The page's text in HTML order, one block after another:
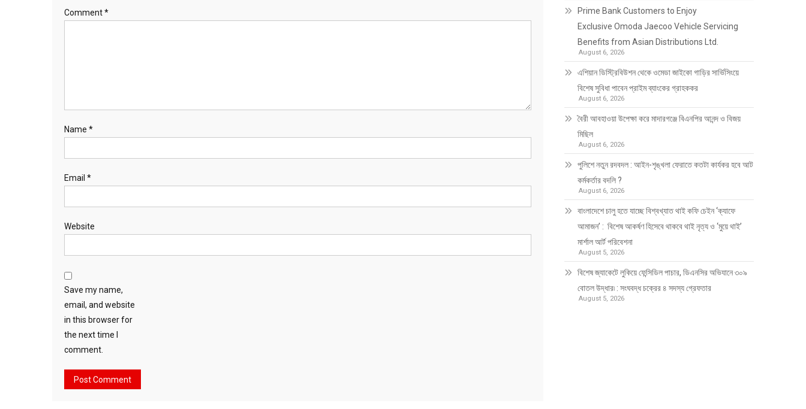
Comment*
Name *
Email *
Website
Save my name,
email, and website
in this browser for
the next time I
comment.
Prime Bank Customers to Enjoy
Exclusive Omoda Jaecoo Vehicle Servicing
Benefits from Asian Distributions Ltd.
August 6, 2026
এশিয়ান ডিস্ট্রিবিউশন থেকে ওমেডা জাইকো গাড়ির সার্ভিসিংয়ে
বিশেষ সুবিধা পাবেন প্রাইম ব্যাংকের গ্রাহককর
August 6, 2026
বৈরী আবহাওয়া উপেক্ষা করে মাদারগঞ্জে বিএনপির আনন্দ ও বিজয়
মিছিল
August 6, 2026
পুলিশে নতুন রদবদল : আইন-শৃঙ্খলা ফেরাতে কতটা কার্যকর হবে আট
কর্মকর্তার বদলি ?
August 6, 2026
​​বাংলাদেশে চালু হতে যাচ্ছে বিশ্বখ্যাত থাই কফি চেইন ‘ক্যাফে
আমাজন’ : বিশেষ আকর্ষণ হিসেবে থাকবে থাই নৃত্য ও ‘মুয়ে থাই’
মার্শাল আর্ট পরিবেশনা
August 5, 2026
বিশেষ জ্যাকেটে লুকিয়ে ফেন্সিডিল পাচার, ডিএনসির অভিযানে ৩০৯
বোতল উদ্ধার৷ : সংঘবদ্ধ চক্রের ৪ সদস্য গ্রেফতার
August 5, 2026